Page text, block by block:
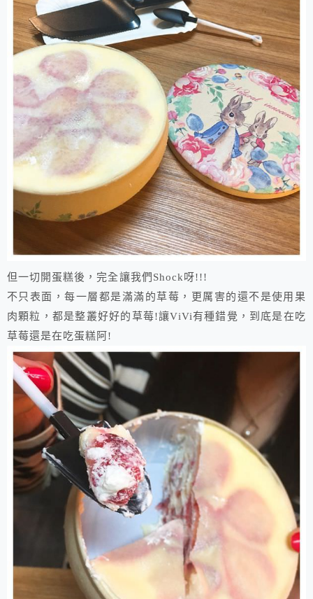
但一切開蛋糕後，完全讓我們Shock呀!!!
不只表面，每一層都是滿滿的草莓，更厲害的還不是使用果
肉顆粒，都是整叢好好的草莓!讓ViVi有種錯覺，到底是在吃
草莓還是在吃蛋糕阿!